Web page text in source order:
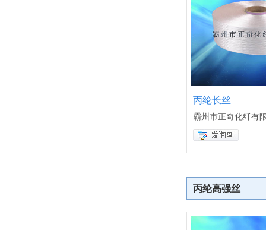
丙纶长丝
霸州市正奇化纤有
丙纶高强丝